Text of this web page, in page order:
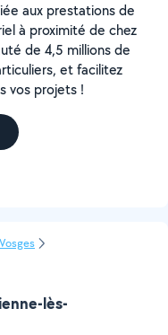
aux prestations de
à proximité de chez
de 4,5 millions de
et facilitez
vos projets !
Vosges
lès-